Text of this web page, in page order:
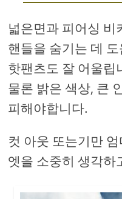
넓은면과 피어싱 비
핸들을 숨기는 데
핫팬츠도 잘 어울립
물론 밝은 색상, 큰
피해야합니다.
컷 아웃 또는기만
엣을 소중히 생각하